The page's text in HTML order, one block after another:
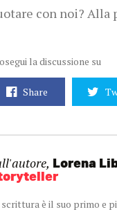
con noi? Alla
la discussione su
Share
Lorena
scrittura è il suo primo e